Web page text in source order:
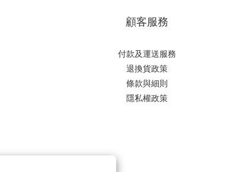
顧客服務
付款及運送服務
退換貨政策
條款與細則
隱私權政策